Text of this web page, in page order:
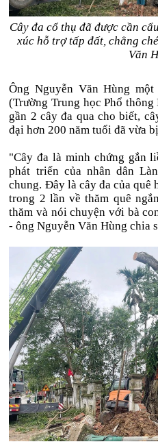
Cây đa cổ thụ đã được cần
xúc hỗ trợ tấp đất, chằng
Văn
Ông Nguyễn Văn Hùng
(Trường Trung học Phổ
gần 2 cây đa qua cho biết,
đại hơn 200 năm tuổi đã vừa
"Cây đa là minh chứng gắn
phát triển của nhân dân
chung. Đây là cây đa của
trong 2 lần về thăm quê
thăm và nói chuyện với bà
- ông Nguyễn Văn Hùng chia